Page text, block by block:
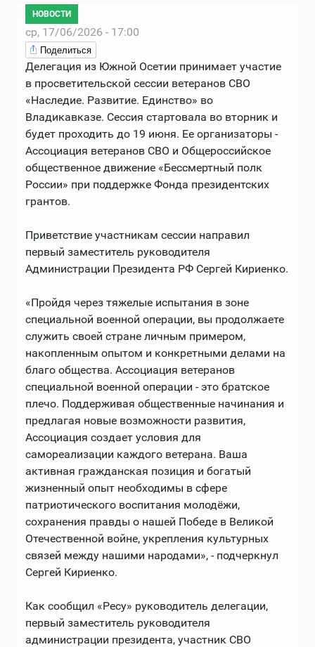
НОВОСТИ
ср, 17/06/2026 - 17:00
Поделиться
Делегация из Южной Осетии принимает участие
в просветительской сессии ветеранов СВО
«Наследие. Развитие. Единство» во
Владикавказе. Сессия стартовала во вторник и
будет проходить до 19 июня. Ее организаторы -
Ассоциация ветеранов СВО и Общероссийское
общественное движение «Бессмертный полк
России» при поддержке Фонда президентских
грантов.
Приветствие участникам сессии направил
первый заместитель руководителя
Администрации Президента РФ Сергей Кириенко.
«Пройдя через тяжелые испытания в зоне
специальной военной операции, вы продолжаете
служить своей стране личным примером,
накопленным опытом и конкретными делами на
благо общества. Ассоциация ветеранов
специальной военной операции - это братское
плечо. Поддерживая общественные начинания и
предлагая новые возможности развития,
Ассоциация создает условия для
самореализации каждого ветерана. Ваша
активная гражданская позиция и богатый
жизненный опыт необходимы в сфере
патриотического воспитания молодёжи,
сохранения правды о нашей Победе в Великой
Отечественной войне, укрепления культурных
связей между нашими народами», - подчеркнул
Сергей Кириенко.
Как сообщил «Ресу» руководитель делегации,
первый заместитель руководителя
администрации президента, участник СВО